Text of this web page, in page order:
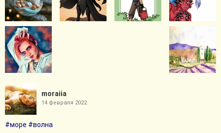
moraiia
14 февраля 2022
#море #волна